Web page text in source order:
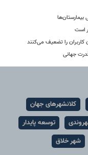
است
کاربران را تضعیف می‌کنند
جهانی
کلانشهرهای جهان
توسعه پایدار
شهر خلاق